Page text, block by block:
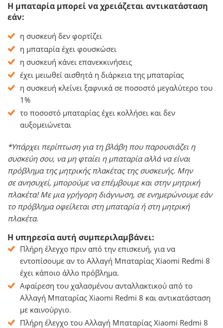
Η μπαταρία μπορεί να χρειάζεται αντικατάσταση
εάν:
η συσκευή δεν φορτίζει
η μπαταρία έχει φουσκώσει
η συσκευή κάνει επανεκκινήσεις
έχει μειωθεί αισθητά η διάρκεια της μπαταρίας
η συσκευή κλείνει ξαφνικά σε ποσοστό μεγαλύτερο του
1%
το ποσοστό μπαταρίας έχει κολλήσει και δεν
αυξομειώνεται
*Υπάρχει περίπτωση για τη βλάβη που παρουσιάζει η
συσκεύη σου, να μη φταίει η μπαταρία αλλά να είναι
πρόβλημα της μητρικής πλακέτας της συσκευής. Μην
σε ανησυχεί, μπορούμε να επέμβουμε και στην μητρική
πλακέτα! Με μια γρήγορη διάγνωση, σε ενημερώνουμε εάν
το πρόβλημα οφείλεται στη μπαταρία ή στη μητρική
πλακέτα.
Η υπηρεσία αυτή συμπεριλαμβάνει:
Πλήρη έλεγχο πριν από την επισκευή, για να
εντοπίσουμε αν το Αλλαγή Μπαταρίας Xiaomi Redmi 8
έχει κάποιο άλλο πρόβλημα.
Αφαίρεση του χαλασμένου ανταλλακτικού από το
Αλλαγή Μπαταρίας Xiaomi Redmi 8 και αντικατάσταση
με καινούργιο.
Πλήρη έλεγχο του Αλλαγή Μπαταρίας Xiaomi Redmi 8